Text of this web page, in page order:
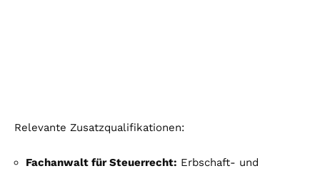
Relevante Zusatzqualifikationen:
Fachanwalt für Steuerrecht: Erbschaft- und